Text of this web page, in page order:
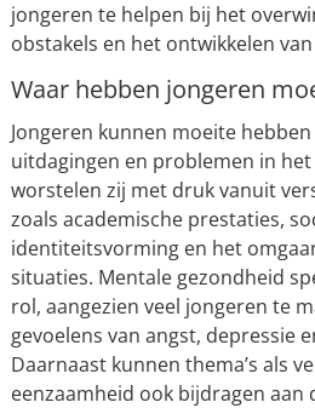
jongeren te helpen bij het
obstakels en het ontwikkelen
Waar hebben jongeren
Jongeren kunnen moeite
uitdagingen en problemen in
worstelen zij met druk vanuit
zoals academische prestaties,
identiteitsvorming en het
situaties. Mentale gezondheid
rol, aangezien veel jongeren te
gevoelens van angst, depressie
Daarnaast kunnen thema’s als
eenzaamheid ook bijdragen aan